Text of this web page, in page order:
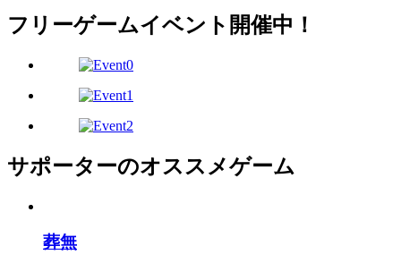
フリーゲームイベント開催中！
サポーターのオススメゲーム
葬無